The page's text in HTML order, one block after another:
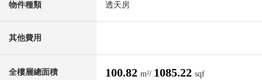
物件種類 透天房
其他費用
全樓層總面積 100.82 m²/ 1085.22 sqf